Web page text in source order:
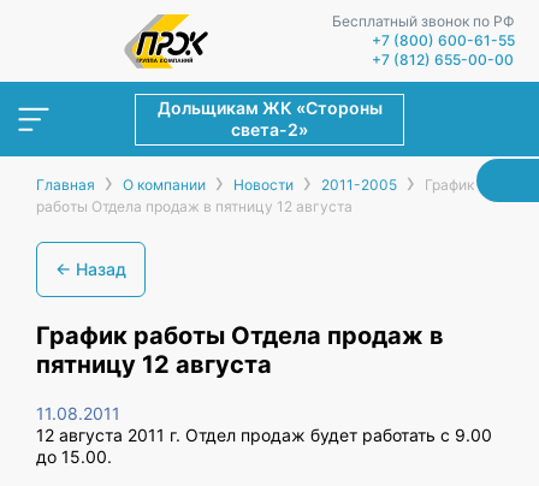
Бесплатный звонок по РФ
+7 (800) 600-61-55
+7 (812) 655-00-00
Дольщикам ЖК «Стороны
света-2»
Главная › О компании › Новости › 2011-2005 ›
График
работы Отдела продаж в пятницу 12 августа
← Назад
График работы Отдела продаж в
пятницу 12 августа
11.08.2011
12 августа 2011 г. Отдел продаж будет работать с 9.00
до 15.00.